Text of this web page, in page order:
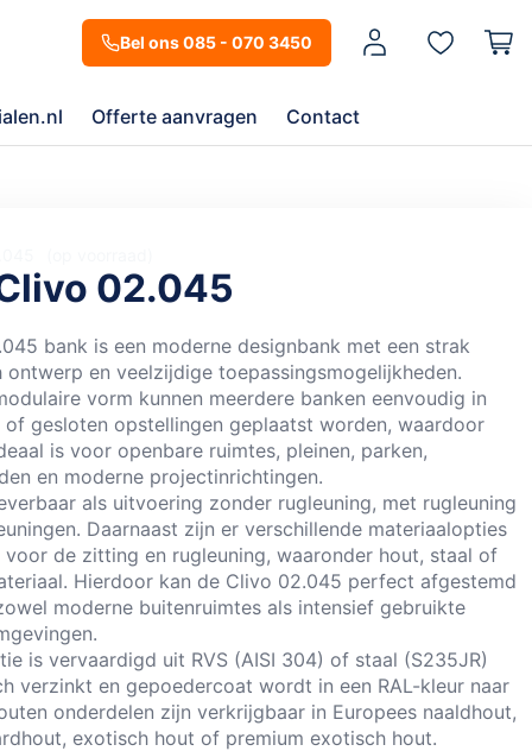
Bel ons 085 - 070 3450 Mijn account
Offerte aanvragen Contact
02.045
bank is een moderne designbank met een strak
ontwerp en veelzijdige toepassingsmogelijkheden.
vorm kunnen meerdere banken eenvoudig in
of gesloten opstellingen geplaatst worden, waardoor
is voor openbare ruimtes, pleinen, parken,
en moderne projectinrichtingen.
als uitvoering zonder rugleuning, met rugleuning
Daarnaast zijn er verschillende materiaalopties
voor de zitting en rugleuning, waaronder hout, staal of
Hierdoor kan de Clivo 02.045 perfect afgestemd
moderne buitenruimtes als intensief gebruikte
is vervaardigd uit RVS (AISI 304) of staal (S235JR)
verzinkt en gepoedercoat wordt in een RAL-kleur naar
onderdelen zijn verkrijgbaar in Europees naaldhout,
exotisch hout of premium exotisch hout.